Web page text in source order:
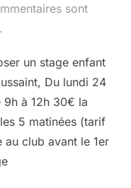
le
sont
un stage enfant
Du lundi 24
à 12h 30€ la
5 matinées (tarif
club avant le 1er